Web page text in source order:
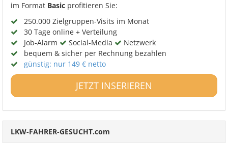
im Format Basic profitieren Sie:
250.000 Zielgruppen-Visits im Monat
30 Tage online + Verteilung
Job-Alarm
Social-Media
Netzwerk
bequem & sicher per Rechnung bezahlen
günstig: nur 149 € netto
JETZT INSERIEREN
LKW-FAHRER-GESUCHT.com